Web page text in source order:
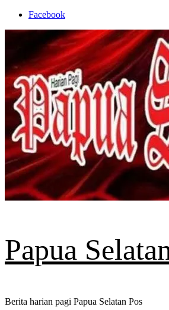
Skip
content
Facebook
Papua
Berita harian pagi Papua Selatan Pos